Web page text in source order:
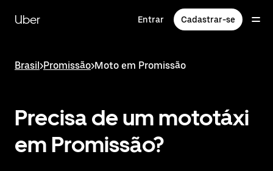
paraUber Entrar Cadastrar-se
Brasil>Promissão>Moto em Promissão
Precisa de um mototáxi
em Promissão?